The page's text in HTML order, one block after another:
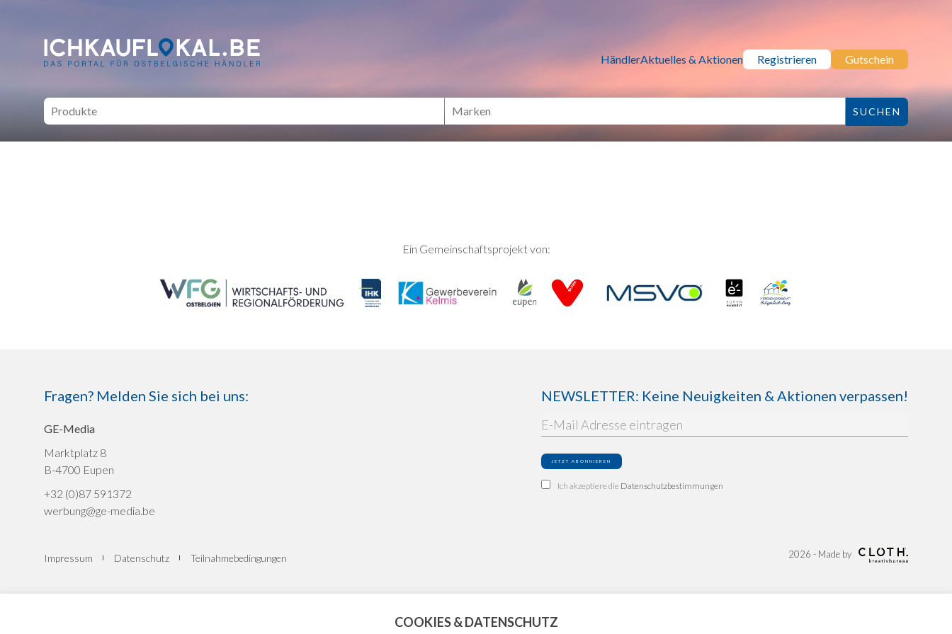
ich kauf lokal - Bei lokalen Händlern online Shoppen HändlerAktuelles & Aktionen Registrieren Gutschein
Ein Gemeinschaftsprojekt von:
Fragen? Melden Sie sich bei uns:
GE-Media
Marktplatz 8
B-4700 Eupen
+32 (0)87 591372
werbung@ge-media.be
NEWSLETTER: Keine Neuigkeiten & Aktionen verpassen!
Ich akzeptiere die Datenschutzbestimmungen
Impressum Datenschutz Teilnahmebedingungen 2026 - Made by
COOKIES & DATENSCHUTZ